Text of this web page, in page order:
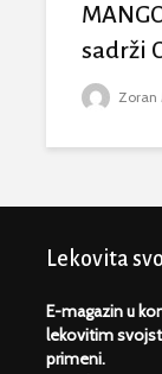
sadrži
Zoran
Lekovita
E-magazin u
lekovitim
primeni.